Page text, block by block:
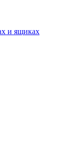
и ящиках